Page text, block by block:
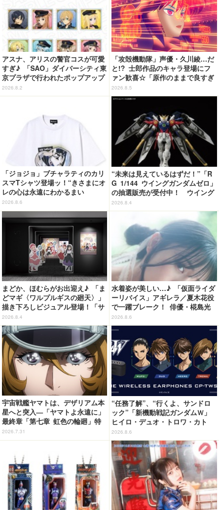
アスナ、アリスの警官コスが可愛
すぎ♪ 「SAO」ダイバーシティ東
京プラザで行われたポップアップ
ショップの事後通販がスタート！
2026.8.2
「攻殻機動隊」声優・久川綾…だ
と!? 士郎作品のキャラ登場にフ
ァン歓喜☆「原作のままで良すぎ
るな」「脳の処理が追いつかない
よお」…第5話【ネタバレあり反
2026.8.5
「ジョジョ」ブチャラティのカリ
スマTシャツ登場ッ！“きさまにオ
レの心は永遠にわかるまい
ッ！”や感動のクライマックスを
デザイン
2026.8.6
“未来は見えているはずだ！”「R
G 1/144 ウイングガンダムゼロ」
の抽選販売が受付中！ ウイング
バインダーにRGならではのギミ
ックを搭載
2026.8.4
まどか、ほむらがお出迎え♪ 「ま
どマギ〈ワルプルギスの廻天〉」
描き下ろしビジュアル登場！「サ
ンシャインシティプリンスホテ
ル」コラボ開催
2026.8.4
水着姿が美しい…♪ 「仮面ライダ
ーリバイス」アギレラ／夏木花役
で一躍ブレーク！ 俳優・椛島光
の2nd写真集が予約開始
2026.8.6
宇宙戦艦ヤマトは、デザリアム本
星へと突入―「ヤマトよ永遠に」
最終章「第七章 虹色の輪廻」特
報映像が公開！加藤直之新規描き
下ろし特製スリーブのBlu-ray＆D
2026.7.31
“任務了解”、“行くよ、サンドロ
ック”「新機動戦記ガンダムＷ」
ヒイロ・デュオ・トロワ・カト
ル・五飛の声がする…！ 新規録
り下ろしボイス搭載のワイヤレス
イヤホンが登場
2026.8.6